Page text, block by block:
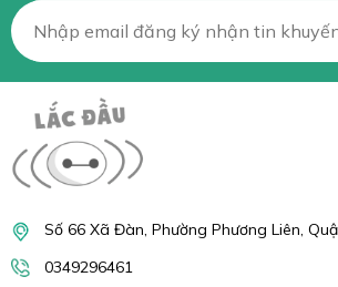
Số 66 Xã Đàn, Phường Phương Liên,
0349296461